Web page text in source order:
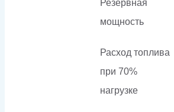
Резервная
мощность
Расход топлива
при 70%
нагрузке